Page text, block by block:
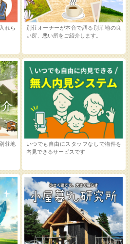
いつでも自由にスタッフなしで物件を
内見できるサービスです
れら
別荘オーナーが本音で語る別荘地の良
い所、悪い所をご紹介します。
荘地